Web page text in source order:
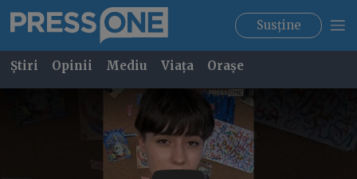
Susține
Știri Opinii Mediu Viața Orașe